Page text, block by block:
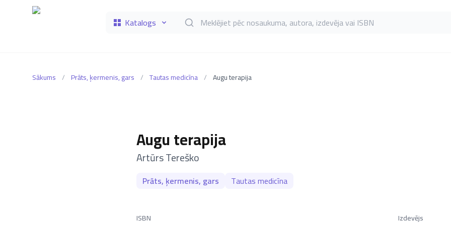
Katalogs Meklēt grāmatas pēc nosaukuma, autora, izdevēja vai ISBN
Sākums / Prāts, ķermenis, gars / Tautas medicīna / Augu terapija
Augu terapija
–
Artūrs Tereško
Prāts, ķermenis, gars Tautas medicīna
ISBN Izdevējs